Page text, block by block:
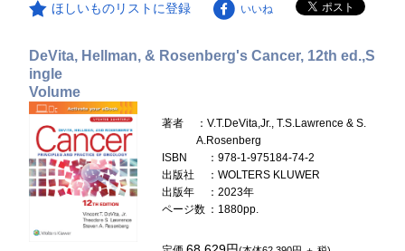
ほしいものリストに登録 いいね
DeVita, Hellman, & Rosenberg's Cancer, 12th ed.,S
ingle
Volume
著者
：V.T.DeVita,Jr., T.S.Lawrence & S.
A.Rosenberg
ISBN
：978-1-975184-74-2
出版社
：WOLTERS KLUWER
出版年
：2023年
ページ数 ：1880pp.